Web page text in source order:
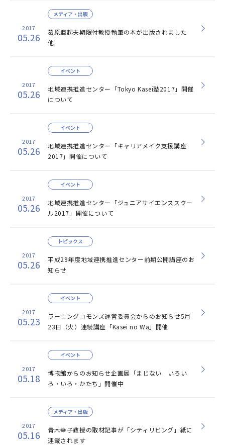
2017
05.26
葛原亜起夫期限付教授執筆の本が出版されました
他
メディア・出版
2017
05.26
地域連携推進センター「Tokyo Kasei塾2017」開催
について
イベント
2017
05.26
地域連携推進センター「キャリアメイク支援講座
2017」開催について
イベント
2017
05.26
地域連携推進センター「ジュニアサイエンススクー
ル2017」開催について
イベント
2017
05.26
平成29年度地域連携推進センター前期公開講座のお
知らせ
トピックス
2017
05.23
ラーニングコモンズ運営委員会からのお知らせ5月
23日（火）連続講座「Kasei no Wa」開催
イベント
2017
05.18
博物館からのお知らせ企画展「まじない いろい
ろ・いろ・かたち」開催中
イベント
2017
05.16
青木幸子教授の取材記事が「シティリビング」紙に
連載されます
メディア・出版